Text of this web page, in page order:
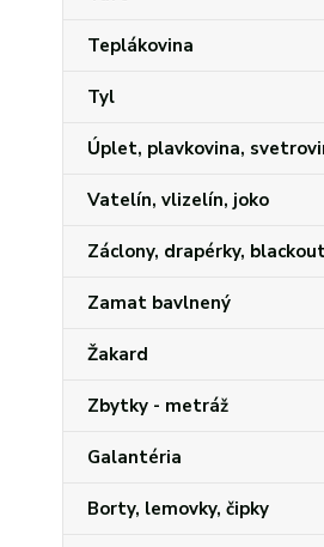
Teplákovina
Tyl
Úplet, plavkovina,
Vatelín, vlizelín, joko
Záclony, drapérky,
Zamat bavlnený
Žakard
Zbytky - metráž
Galantéria
Borty, lemovky, čipky